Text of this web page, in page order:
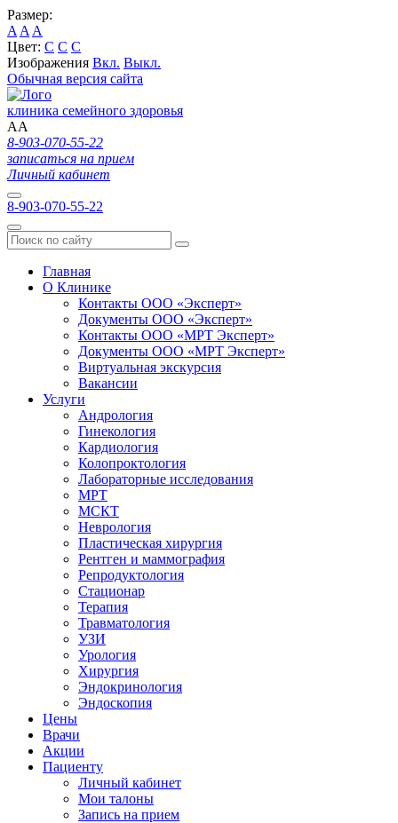
Размер:
A A A
Цвет: C C C
Изображения Вкл. Выкл.
Обычная версия сайта
клиника семейного здоровья
AA
8-903-070-55-22
записаться на прием
Личный кабинет
8-903-070-55-22
Главная
О Клинике
Контакты ООО «Эксперт»
Документы ООО «Эксперт»
Контакты ООО «МРТ Эксперт»
Документы ООО «МРТ Эксперт»
Виртуальная экскурсия
Вакансии
Услуги
Андрология
Гинекология
Кардиология
Колопроктология
Лабораторные исследования
МРТ
МСКТ
Неврология
Пластическая хирургия
Рентген и маммография
Репродуктология
Стационар
Терапия
Травматология
УЗИ
Урология
Хирургия
Эндокринология
Эндоскопия
Цены
Врачи
Акции
Пациенту
Личный кабинет
Мои талоны
Запись на прием